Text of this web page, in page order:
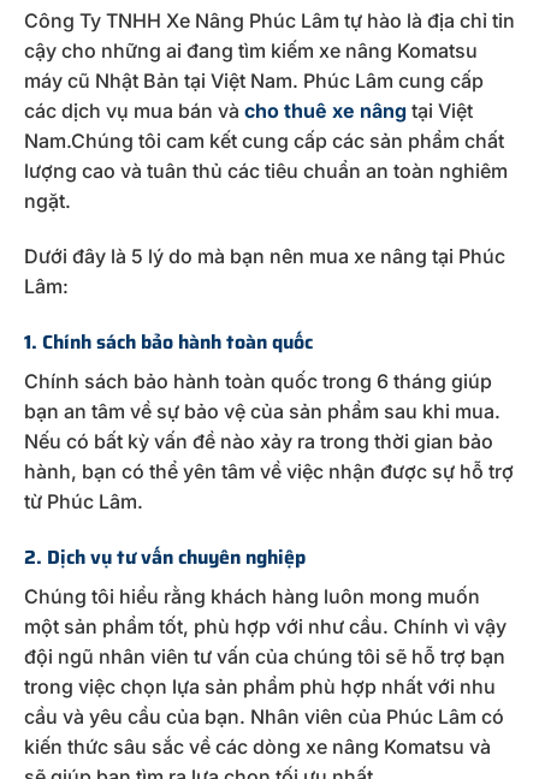
Công Ty TNHH Xe Nâng Phúc Lâm tự hào là địa chỉ tin
cậy cho những ai đang tìm kiếm xe nâng Komatsu
máy cũ Nhật Bản tại Việt Nam. Phúc Lâm cung cấp
các dịch vụ mua bán và cho thuê xe nâng tại Việt
Nam.Chúng tôi cam kết cung cấp các sản phẩm chất
lượng cao và tuân thủ các tiêu chuẩn an toàn nghiêm
ngặt.
Dưới đây là 5 lý do mà bạn nên mua xe nâng tại Phúc
Lâm:
1. Chính sách bảo hành toàn quốc
Chính sách bảo hành toàn quốc trong 6 tháng giúp
bạn an tâm về sự bảo vệ của sản phẩm sau khi mua.
Nếu có bất kỳ vấn đề nào xảy ra trong thời gian bảo
hành, bạn có thể yên tâm về việc nhận được sự hỗ trợ
từ Phúc Lâm.
2. Dịch vụ tư vấn chuyên nghiệp
Chúng tôi hiểu rằng khách hàng luôn mong muốn
một sản phẩm tốt, phù hợp với như cầu. Chính vì vậy
đội ngũ nhân viên tư vấn của chúng tôi sẽ hỗ trợ bạn
trong việc chọn lựa sản phẩm phù hợp nhất với nhu
cầu và yêu cầu của bạn. Nhân viên của Phúc Lâm có
kiến thức sâu sắc về các dòng xe nâng Komatsu và